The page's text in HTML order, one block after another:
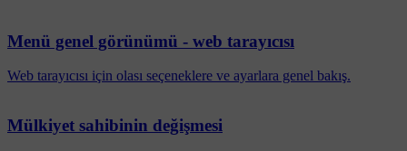
Menü genel görünümü - web tarayıcısı
Web tarayıcısı için olası seçeneklere ve ayarlara genel bakış.
Mülkiyet sahibinin değişmesi